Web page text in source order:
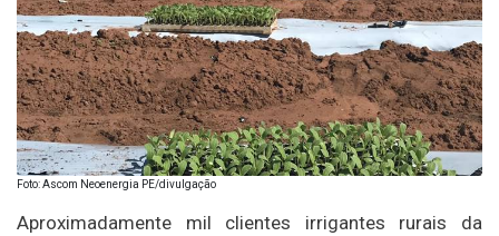
Foto: Ascom Neoenergia PE/divulgação
Aproximadamente mil clientes irrigantes rurais da